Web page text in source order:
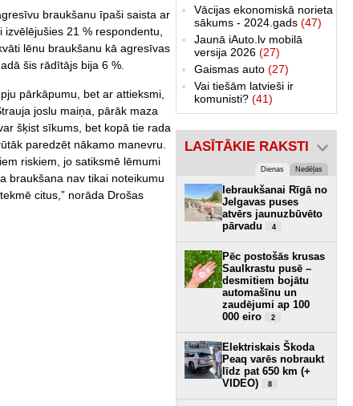
braukšanu īpaši saista ar
21 % respondentu,
lēnu braukšanu kā agresīvas
šis rādītājs bija 6 %.
pārkāpumu, bet ar attieksmi,
joslu maiņa, pārāk maza
šķist sīkums, bet kopā tie rada
paredzēt nākamo manevru.
riskiem, jo satiksmē lēmumi
braukšana nav tikai noteikumu
citus,” norāda Drošas
Vācijas ekonomiskā norieta
sākums - 2024.gads (47)
Jaunā iAuto.lv mobilā
versija 2026 (27)
Gaismas auto (27)
Vai tiešām latvieši ir
komunisti? (41)
LASĪTĀKIE RAKSTI
Dienas Nedēļas
Iebraukšanai Rīgā no
Jelgavas puses
atvērs jaunuzbūvēto
pārvadu
4
Pēc postošās krusas
Saulkrastu pusē –
desmitiem bojātu
automašīnu un
zaudējumi ap 100
000 eiro
2
Elektriskais Škoda
Peaq varēs nobraukt
līdz pat 650 km (+
VIDEO)
8